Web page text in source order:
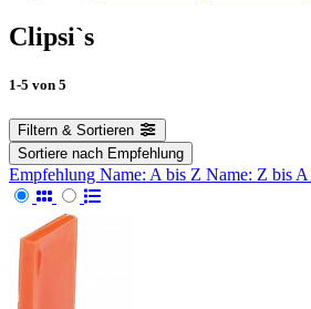
Clipsi`s
1-5 von 5
Filtern & Sortieren
Sortiere nach Empfehlung
Empfehlung Name: A bis Z Name: Z bis A